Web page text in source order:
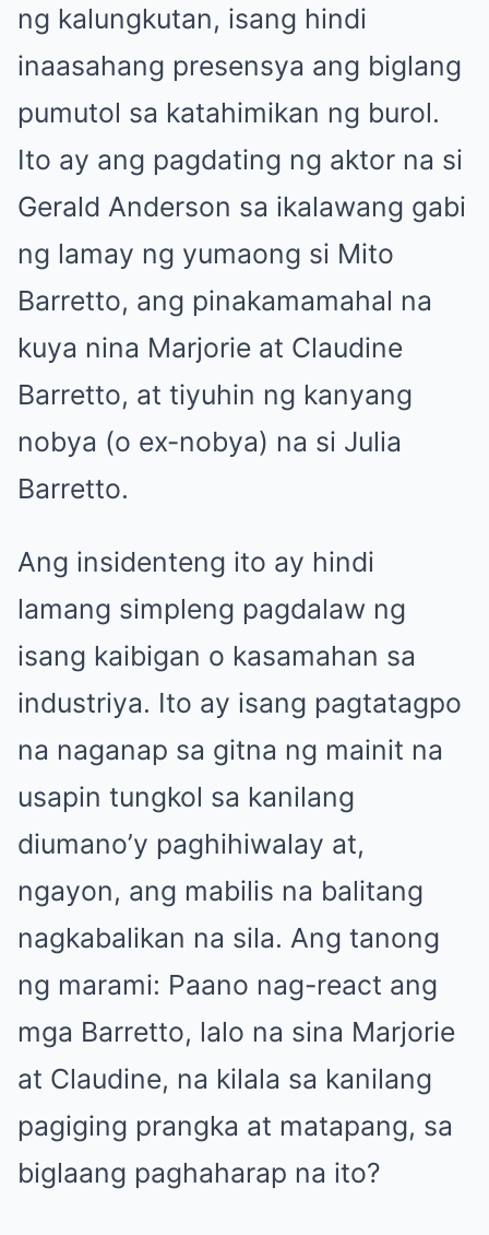
ng kalungkutan, isang hindi
inaasahang presensya ang biglang
pumutol sa katahimikan ng burol.
Ito ay ang pagdating ng aktor na si
Gerald Anderson sa ikalawang gabi
ng lamay ng yumaong si Mito
Barretto, ang pinakamamahal na
kuya nina Marjorie at Claudine
Barretto, at tiyuhin ng kanyang
nobya (o ex-nobya) na si Julia
Barretto.
Ang insidenteng ito ay hindi
lamang simpleng pagdalaw ng
isang kaibigan o kasamahan sa
industriya. Ito ay isang pagtatagpo
na naganap sa gitna ng mainit na
usapin tungkol sa kanilang
diumano’y paghihiwalay at,
ngayon, ang mabilis na balitang
nagkabalikan na sila. Ang tanong
ng marami: Paano nag-react ang
mga Barretto, lalo na sina Marjorie
at Claudine, na kilala sa kanilang
pagiging prangka at matapang, sa
biglaang paghaharap na ito?